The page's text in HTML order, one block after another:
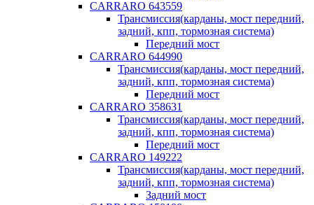
CARRARO 643559
Трансмиссия(карданы, мост передний,
задний, кпп, тормозная система)
Передний мост
CARRARO 644990
Трансмиссия(карданы, мост передний,
задний, кпп, тормозная система)
Передний мост
CARRARO 358631
Трансмиссия(карданы, мост передний,
задний, кпп, тормозная система)
Передний мост
CARRARO 149222
Трансмиссия(карданы, мост передний,
задний, кпп, тормозная система)
Задний мост